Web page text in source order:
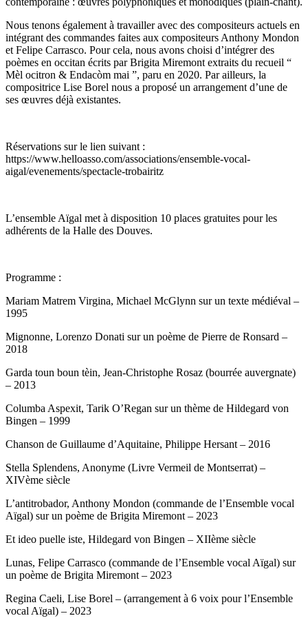
Nous tenons également à travailler avec des compositeurs actuels en
intégrant des commandes faites aux compositeurs Anthony Mondon
et Felipe Carrasco. Pour cela, nous avons choisi d’intégrer des
poèmes en occitan écrits par Brigita Miremont extraits du recueil “
Mèl ocitron & Endacòm mai ”, paru en 2020. Par ailleurs, la
compositrice Lise Borel nous a proposé un arrangement d’une de
ses œuvres déjà existantes.
Réservations sur le lien suivant :
https://www.helloasso.com/associations/ensemble-vocal-
aigal/evenements/spectacle-trobairitz
L’ensemble Aïgal met à disposition 10 places gratuites pour les
adhérents de la Halle des Douves.
Programme :
Mariam Matrem Virgina, Michael McGlynn sur un texte médiéval –
1995
Mignonne, Lorenzo Donati sur un poème de Pierre de Ronsard –
2018
Garda toun boun tèin, Jean-Christophe Rosaz (bourrée auvergnate)
– 2013
Columba Aspexit, Tarik O’Regan sur un thème de Hildegard von
Bingen – 1999
Chanson de Guillaume d’Aquitaine, Philippe Hersant – 2016
Stella Splendens, Anonyme (Livre Vermeil de Montserrat) –
XIVème siècle
L’antitrobador, Anthony Mondon (commande de l’Ensemble vocal
Aïgal) sur un poème de Brigita Miremont – 2023
Et ideo puelle iste, Hildegard von Bingen – XIIème siècle
Lunas, Felipe Carrasco (commande de l’Ensemble vocal Aïgal) sur
un poème de Brigita Miremont – 2023
Regina Caeli, Lise Borel – (arrangement à 6 voix pour l’Ensemble
vocal Aïgal) – 2023